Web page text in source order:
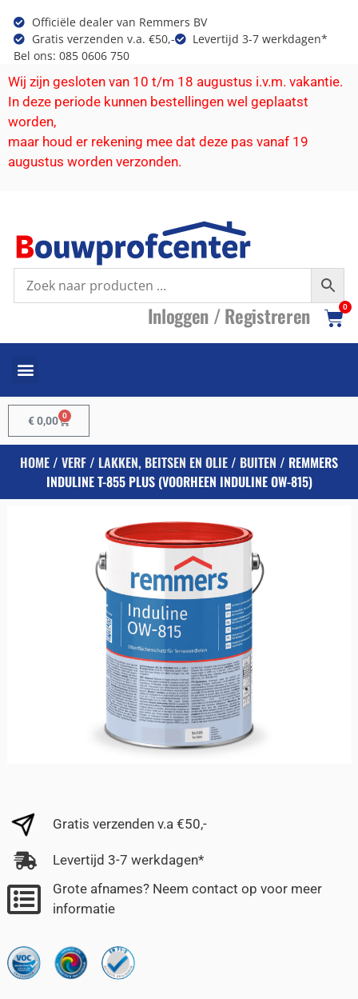
Officiële dealer van Remmers BV
Gratis verzenden v.a. €50,-
Levertijd 3-7 werkdagen*
Bel ons: 085 0606 750
Wij zijn gesloten van 10 t/m 18 augustus i.v.m. vakantie.
In deze periode kunnen bestellingen wel geplaatst
worden,
maar houd er rekening mee dat deze pas vanaf 19
augustus worden verzonden.
Inloggen /Registreren 0
€0,00 0
HOME/ VERF/ LAKKEN, BEITSEN EN OLIE/ BUITEN / REMMERS
INDULINE T-855 PLUS (VOORHEEN INDULINE OW-815)
Gratis verzenden v.a €50,-
Levertijd 3-7 werkdagen*
Grote afnames? Neem contact op voor meer
informatie